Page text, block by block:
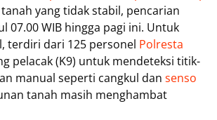
yang tidak stabil, pencarian
WIB hingga pagi ini. Untuk
terdiri dari 125 personel Polresta
pelacak (K9) untuk mendeteksi titik-
manual seperti cangkul dan senso
tanah masih menghambat